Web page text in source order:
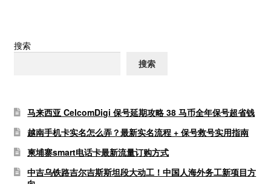
搜索
搜索
马来西亚 CelcomDigi 保号延期攻略 38 马币全年保号超省钱
越南手机卡实名怎么弄？最新实名流程 + 保号救号实用指南
柬埔寨smart电话卡最新流量订购方式
中吉乌铁路吉尔吉斯斯坦段大动工！中国人海外务工新项目方